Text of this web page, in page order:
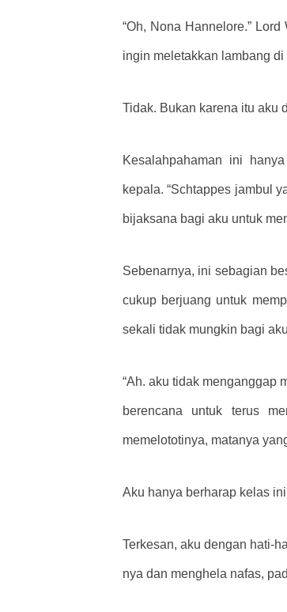
“Oh, Nona Hannelore.”
ingin meletakkan lambang
Tidak. Bukan karena itu aku
Kesalahpahaman ini
kepala. “Schtappes jambul
bijaksana bagi aku untuk
Sebenarnya, ini sebagian
cukup berjuang untuk
sekali tidak mungkin bagi
“Ah. aku tidak menganggap
berencana untuk terus
memelototinya, matanya
Aku hanya berharap kelas
Terkesan, aku dengan hati-
nya dan menghela nafas,